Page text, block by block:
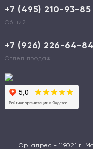
+7 (495) 210-93-85
Общий
+7 (926) 226-64-84
Отдел продаж
Юр. адрес - 119021 г.